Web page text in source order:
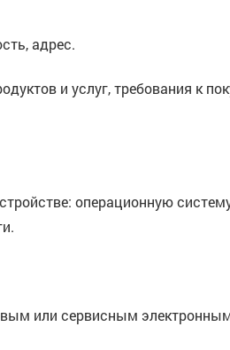
адрес.
и услуг, требования к
операционную
или сервисным